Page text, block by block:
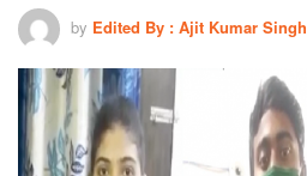
by Edited By : Ajit Kumar Singh